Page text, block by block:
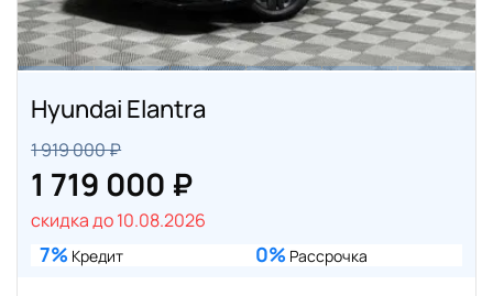
Hyundai Elantra
1 919 000 ₽
1 719 000 ₽
скидка до 10.08.2026
7% Кредит 0% Рассрочка